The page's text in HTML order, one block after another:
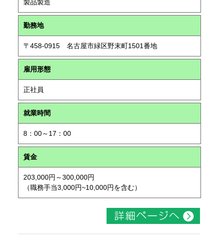
製品製造
勤務地
〒458-0915 名古屋市緑区野末町1501番地
雇用形態
正社員
就業時間
8：00～17：00
賃金
203,000円～300,000円
（職務手当3,000円~10,000円を含む）